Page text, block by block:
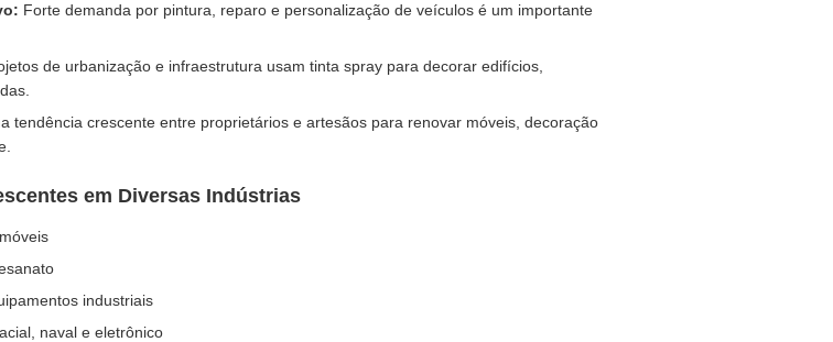
Forte demanda por pintura, reparo e personalização de veículos é um importante
de urbanização e infraestrutura usam tinta spray para decorar edifícios,
tendência crescente entre proprietários e artesãos para renovar móveis, decoração
em Diversas Indústrias
industriais
naval e eletrônico